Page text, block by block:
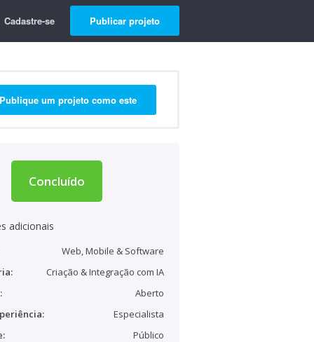
Cadastre-se Publicar projeto
Publique um projeto como este
Concluído
adicionais
Web, Mobile & Software
Criação & Integração com IA
Aberto
Especialista
Público